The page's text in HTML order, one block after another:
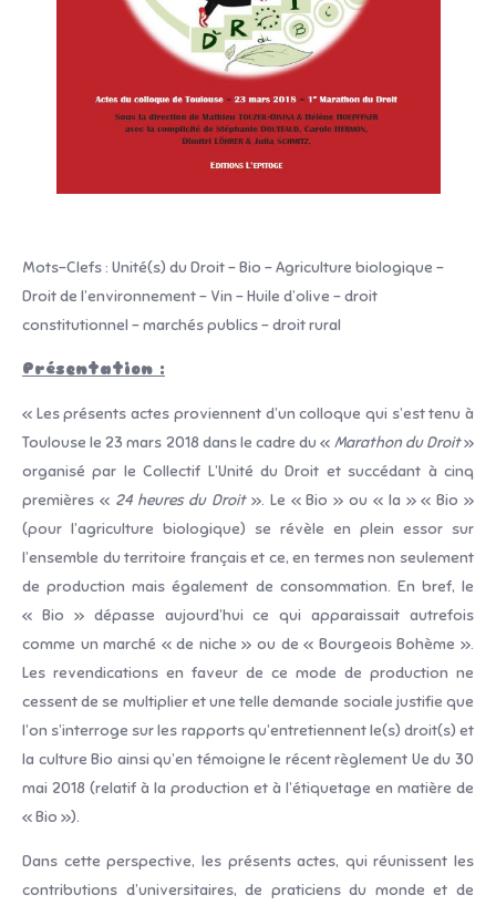
Mots-Clefs : Unité(s) du Droit – Bio – Agriculture biologique –
Droit de l’environnement – Vin – Huile d’olive – droit
constitutionnel – marchés publics – droit rural
Présentation :
« Les présents actes proviennent d’un colloque qui s’est tenu à
Toulouse le 23 mars 2018 dans le cadre du « Marathon du Droit»
organisé par le Collectif L’Unité du Droit et succédant à cinq
premières « 24 heures du Droit ». Le « Bio » ou « la » « Bio »
(pour l’agriculture biologique) se révèle en plein essor sur
l’ensemble du territoire français et ce, en termes non seulement
de production mais également de consommation. En bref, le
« Bio » dépasse aujourd’hui ce qui apparaissait autrefois
comme un marché « de niche » ou de « Bourgeois Bohème ».
Les revendications en faveur de ce mode de production ne
cessent de se multiplier et une telle demande sociale justifie que
l’on s’interroge sur les rapports qu’entretiennent le(s) droit(s) et
la culture Bio ainsi qu’en témoigne le récent règlement Ue du 30
mai 2018 (relatif à la production et à l’étiquetage en matière de
« Bio »).
Dans cette perspective, les présents actes, qui réunissent les
contributions d’universitaires, de praticiens du monde et de